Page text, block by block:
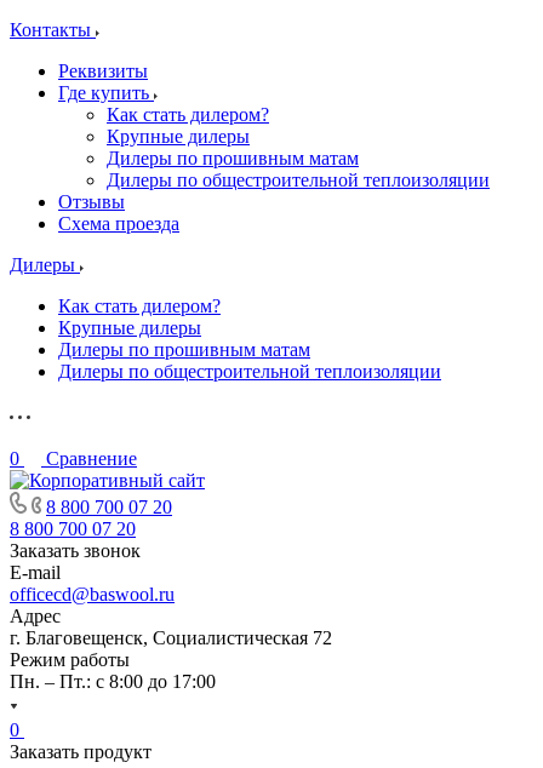
Контакты
Реквизиты
Где купить
Как стать дилером?
Крупные дилеры
Дилеры по прошивным матам
Дилеры по общестроительной теплоизоляции
Отзывы
Схема проезда
Дилеры
Как стать дилером?
Крупные дилеры
Дилеры по прошивным матам
Дилеры по общестроительной теплоизоляции
0 Сравнение
8 800 700 07 20
8 800 700 07 20
Заказать звонок
E-mail
officecd@baswool.ru
Адрес
г. Благовещенск, Социалистическая 72
Режим работы
Пн. – Пт.: с 8:00 до 17:00
0
Заказать продукт